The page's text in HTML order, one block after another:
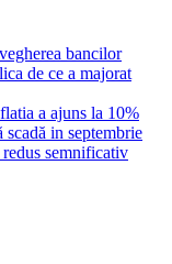
bancilor
de ce a majorat
a ajuns la 10%
in septembrie
semnificativ